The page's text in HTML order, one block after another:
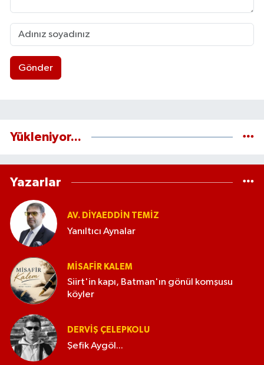
Gönder
Yükleniyor...
Yazarlar
AV. DIYAEDDIN TEMIZ
Yanıltıcı Aynalar
MISAFIR KALEM
Siirt'in kapı, Batman'ın gönül komşusu
köyler
DERVIŞ ÇELEPKOLU
Şefik Aygöl...